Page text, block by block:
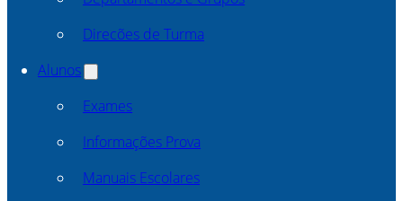
Direcões de Turma
Alunos
Exames
Informações Prova
Manuais Escolares